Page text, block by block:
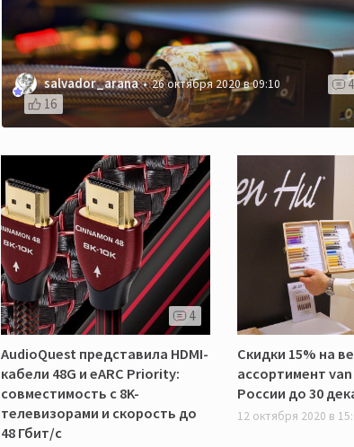
salvador_arana 26 октября 2020 в 09:10
16
4
AudioQuest представила HDMI-
кабели 48G и eARC Priority:
совместимость с 8K-
телевизорами и скорость до
48 Гбит/с
Скидки 15% на
ассортимент van
России до 30
12 октября 2020 в